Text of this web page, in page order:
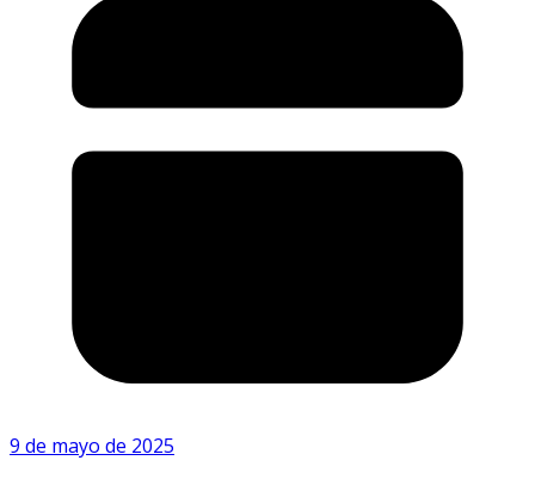
9 de mayo de 2025